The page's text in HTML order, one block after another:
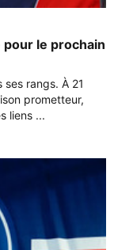
pour le prochain
ses rangs. À 21
prometteur,
liens ...